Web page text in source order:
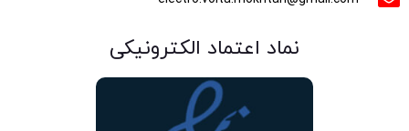
نماد اعتماد الکترونیکی